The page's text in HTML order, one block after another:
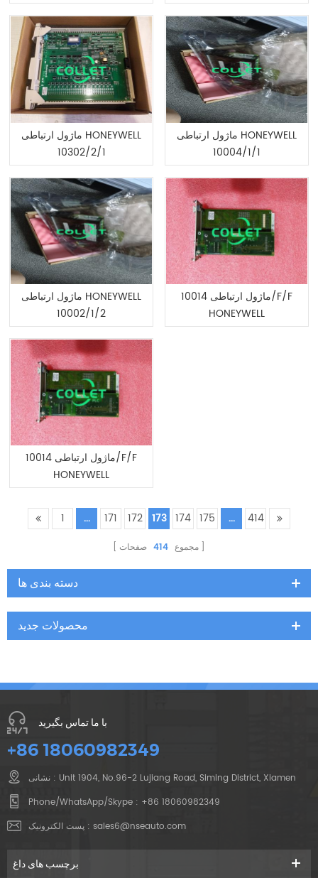
ماژول ارتباطی HONEYWELL
10302/2/1
ماژول ارتباطی HONEYWELL
10004/1/1
ماژول ارتباطی HONEYWELL
10002/1/2
ماژول ارتباطی 10014/F/F
HONEYWELL
ماژول ارتباطی 10014/F/F
HONEYWELL
1 ... 171 172 173 174 175 ... 414
مجموع 414 صفحات
دسته بندی ها
محصولات جدید
با ما تماس بگیرید
+86 18060982349
نشانی : Unit 1904, No.96-2 Lujiang Road, Siming District, Xiamen
Phone/WhatsApp/Skype : +86 18060982349
پست الکترونیک : sales6@nseauto.com
برچسب های داغ